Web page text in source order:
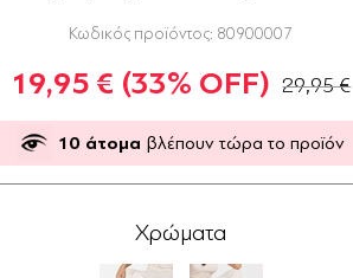
Κωδικός προϊόντος: 80900007
19,95 € (33% OFF) 29,95 €
10 άτομα βλέπουν τώρα το προϊόν
Χρώματα